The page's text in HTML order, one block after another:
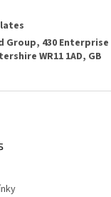
Group, 430 Enterprise
WR11 1AD, GB